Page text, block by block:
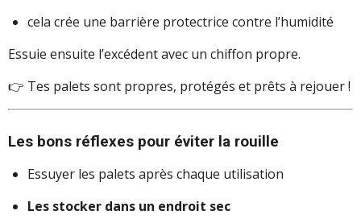
cela crée une barrière protectrice contre l’humidité
Essuie ensuite l’excédent avec un chiffon propre.
👉 Tes palets sont propres, protégés et prêts à rejouer !
Les bons réflexes pour éviter la rouille
Essuyer les palets après chaque utilisation
Les stocker dans un endroit sec